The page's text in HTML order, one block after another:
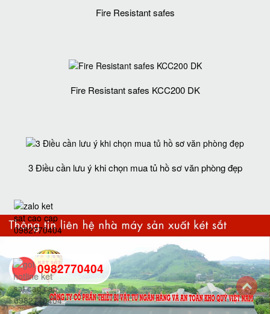
Fire Resistant safes
Fire Resistant safes KCC200 DK
3 Điều cần lưu ý khi chọn mua tủ hồ sơ văn phòng đẹp
0982770404
back